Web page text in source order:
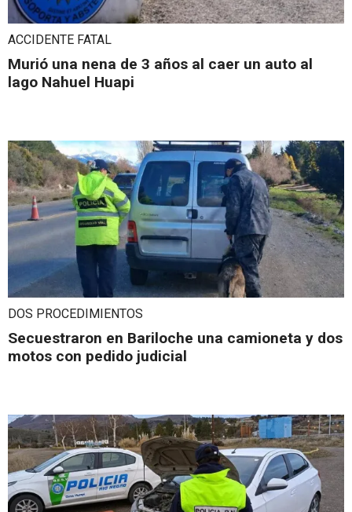
ACCIDENTE FATAL
Murió una nena de 3 años al caer un auto al
lago Nahuel Huapi
DOS PROCEDIMIENTOS
Secuestraron en Bariloche una camioneta y dos
motos con pedido judicial